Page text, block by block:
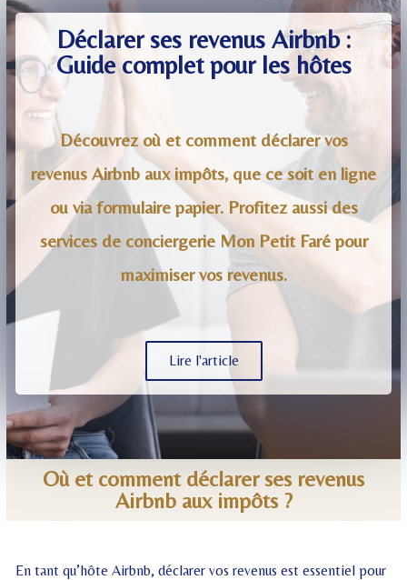
Déclarer ses revenus Airbnb :
Guide complet pour les hôtes
Découvrez où et comment déclarer vos
revenus Airbnb aux impôts, que ce soit en ligne
ou via formulaire papier. Profitez aussi des
services de conciergerie Mon Petit Faré pour
maximiser vos revenus.
Lire l'article
Où et comment déclarer ses revenus
Airbnb aux impôts ?
En tant qu’hôte Airbnb, déclarer vos revenus est essentiel pour